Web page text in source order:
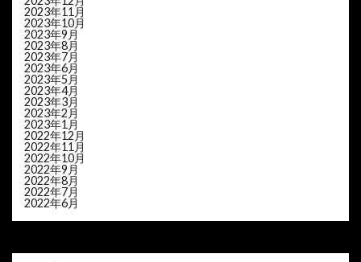
2023年11月
2023年10月
2023年9月
2023年8月
2023年7月
2023年6月
2023年5月
2023年4月
2023年3月
2023年2月
2023年1月
2022年12月
2022年11月
2022年10月
2022年9月
2022年8月
2022年7月
2022年6月